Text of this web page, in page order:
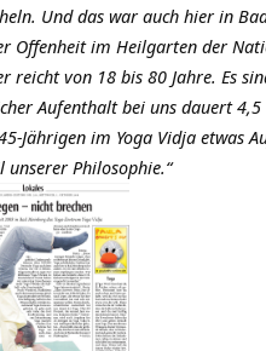
Und das war auch hier in
Offenheit im Heilgarten der
reicht von 18 bis 80 Jahre. Es
Aufenthalt bei uns dauert
Jährigen im Yoga Vidja etwas
unserer Philosophie.“